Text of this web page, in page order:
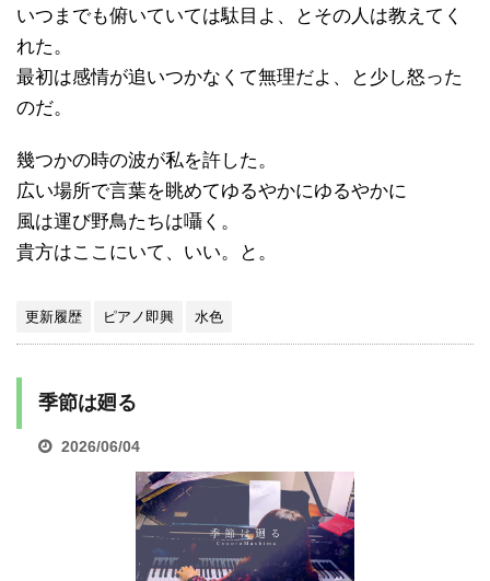
いつまでも俯いていては駄目よ、とその人は教えてく
れた。
最初は感情が追いつかなくて無理だよ、と少し怒った
のだ。
幾つかの時の波が私を許した。
広い場所で言葉を眺めてゆるやかにゆるやかに
風は運び野鳥たちは囁く。
貴方はここにいて、いい。と。
更新履歴 ピアノ即興 水色
季節は廻る
2026/06/04